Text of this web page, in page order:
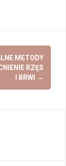
METODY
RZĘS
I BRWI
→